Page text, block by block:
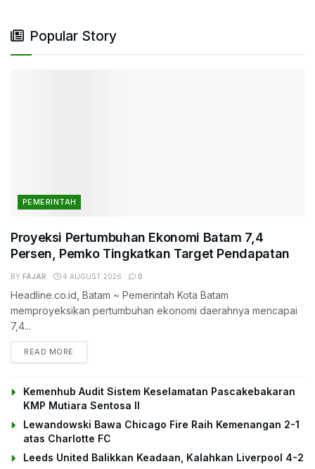
Popular Story
PEMERINTAH
Proyeksi Pertumbuhan Ekonomi Batam 7,4
Persen, Pemko Tingkatkan Target Pendapatan
BY FAJAR 4 AUGUST 2026 0
Headline.co.id, Batam ~ Pemerintah Kota Batam
memproyeksikan pertumbuhan ekonomi daerahnya mencapai
7,4...
READ MORE
Kemenhub Audit Sistem Keselamatan Pascakebakaran
KMP Mutiara Sentosa II
Lewandowski Bawa Chicago Fire Raih Kemenangan 2-1
atas Charlotte FC
Leeds United Balikkan Keadaan, Kalahkan Liverpool 4-2